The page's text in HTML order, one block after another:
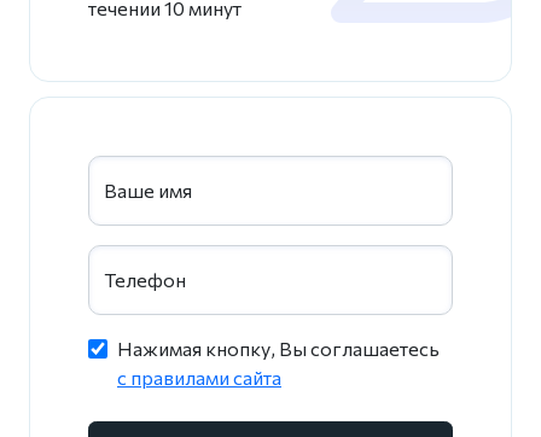
течении 10 минут
Ваше имя
Телефон
Нажимая кнопку, Вы соглашаетесь
c правилами сайта